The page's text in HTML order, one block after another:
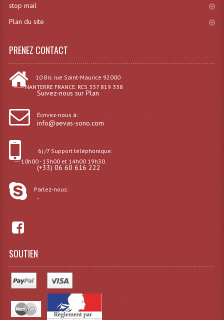
Embases Pour Structure
Pendrillon Et Ossature
Pieds De Levage
Structures Carrées
Structures, Angles Sd150
stop mail
Plan du site
PRENEZ CONTACT
10 Bis rue Saint-Maurice 92000
----- NANTERRE FRANCE. RCS 337 819 338
Suivez-nous sur Plan
Écrivez-nous à:
info@aevas-sono.com
6j /7 Support téléphonique:
--- 10h00 - 13h00 et 14h00 19h30.
(+33) 06 60 616 222
Parlez-nous:
-
SOUTIEN